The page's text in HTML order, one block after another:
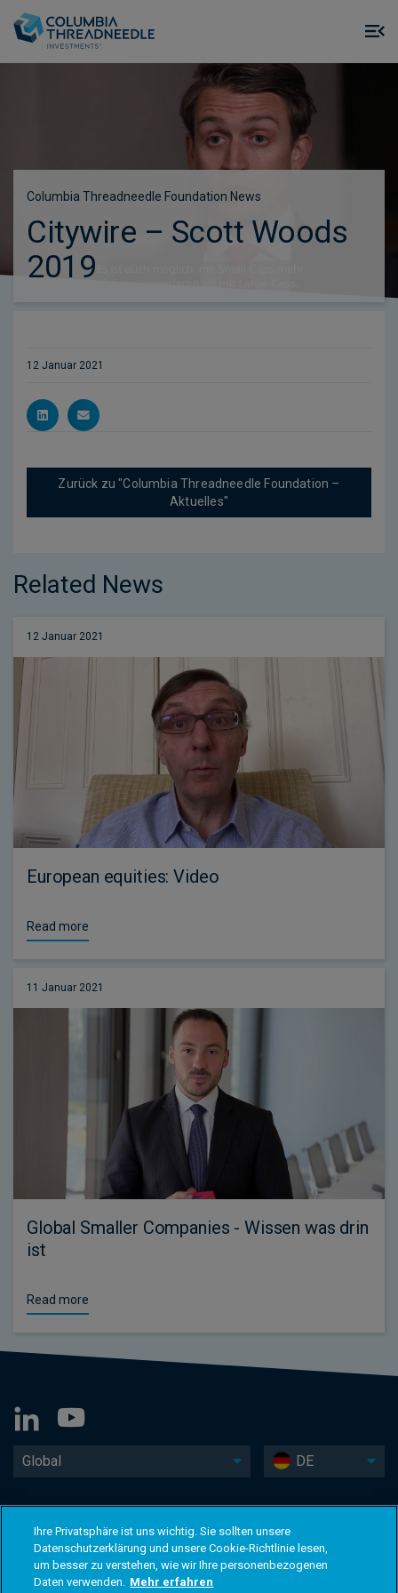
Columbia Threadneedle Foundation News
Citywire – Scott Woods
2019
12 Januar 2021
Zurück zu "Columbia Threadneedle Foundation –
Aktuelles"
Related News
12 Januar 2021
European equities: Video
Read more
11 Januar 2021
Global Smaller Companies - Wissen was drin
ist
Read more
Global DE
Ihre Privatsphäre ist uns wichtig. Sie sollten unsere
Datenschutzerklärung und unsere Cookie-Richtlinie lesen,
um besser zu verstehen, wie wir Ihre personenbezogenen
Daten verwenden. Mehr erfahren